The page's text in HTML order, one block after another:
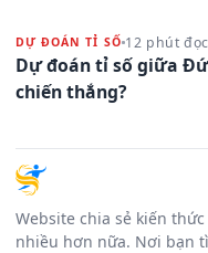
DỰ ĐOÁN TỈ SỐ 12 phút đọc
Dự đoán tỉ số giữa
chiến thắng?
Website chia sẻ kiến
nhiều hơn nữa. Nơi bạn